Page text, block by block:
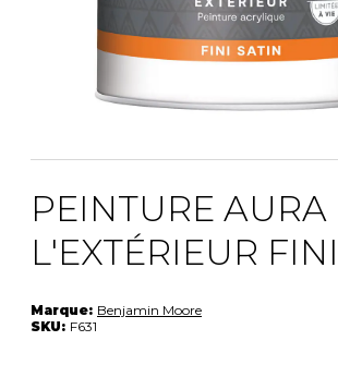
PEINTURE AURA
L'EXTÉRIEUR
Marque: Benjamin Moore
SKU: F631